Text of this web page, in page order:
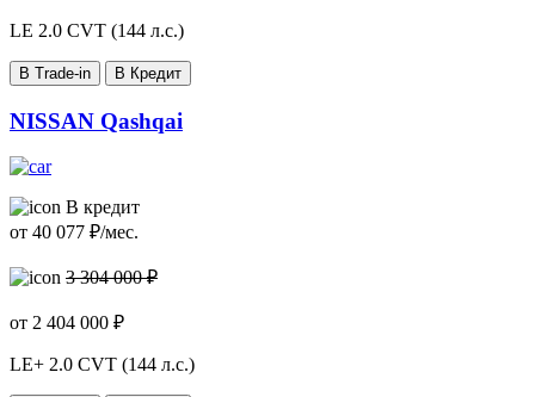
LE 2.0 CVT (144 л.с.)
В Trade-in В Кредит
NISSAN Qashqai
В кредит
от 40 077 ₽/мес.
3 304 000 ₽
от 2 404 000 ₽
LE+ 2.0 CVT (144 л.с.)